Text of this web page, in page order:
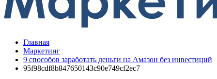
Главная
Маркетинг
9 способов заработать деньги на Амазон без инвестиций
95f98cdf8b847650143c90e749cf2ec7